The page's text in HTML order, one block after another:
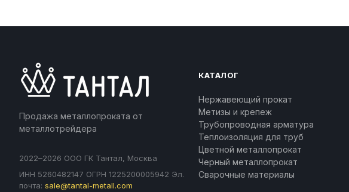
Продажа металлопроката от
металлотрейдера
2022–2026 ООО ГК Тантал, Москва
ИНН 5260482147 ОГРН 1225200005942 Эл.
почта: sale@tantal-metall.com
КАТАЛОГ
Нержавеющий прокат
Метизы и крепеж
Трубопроводная арматура
Теплоизоляция для труб
Цветной металлопрокат
Черный металлопрокат
Сварочные материалы